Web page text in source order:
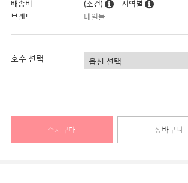
배송비
(조건)
지역별
브랜드
네일몰
호수 선택
즉시구매 장바구니